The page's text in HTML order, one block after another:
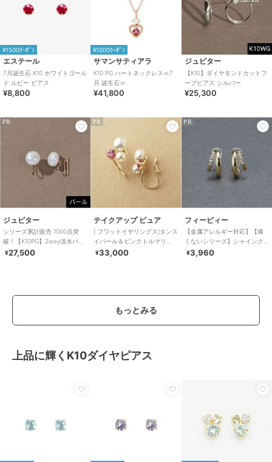
¥1500ｸｰﾎﾟﾝ
エステール
7月誕生石 K10 ホワイトゴール
ド ルビー ピアス
¥8,800
¥1000ｸｰﾎﾟﾝ
サマンサティアラ
K10 PG ハートネックレス≪7
月 誕生石≫
¥41,800
ジュピター
【K10】ダイヤモンドカットフ
ープピアス シルバー
¥25,300
PR
ジュピター
シリーズ累計販売 1000点突
破！【K10PG】2way淡水パー
ル×バーイヤリング／リバーシ
¥27,500
PR
テイクアップ ピュア
[ フワットイヤリングス]タンス
イパール＆ピンクトルマリ
ン イヤリング
¥33,000
PR
フィービィー
【金属アレルギー対応】【痛
くないシリーズ】シャインク
リスタルループフィットイヤ
¥3,960
もっとみる
上品に輝くK10ダイヤピアス